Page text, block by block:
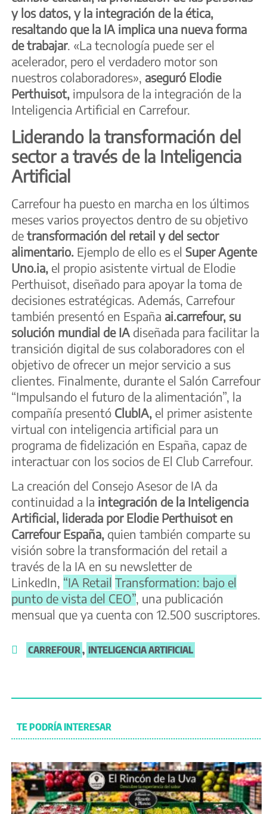
y los datos, y la integración de la ética,
resaltando que la IA implica una nueva forma
de trabajar. «La tecnología puede ser el
acelerador, pero el verdadero motor son
nuestros colaboradores», aseguró Elodie
Perthuisot, impulsora de la integración de la
Inteligencia Artificial en Carrefour.
Liderando la transformación del
sector a través de la Inteligencia
Artificial
Carrefour ha puesto en marcha en los últimos
meses varios proyectos dentro de su objetivo
de transformación del retail y del sector
alimentario. Ejemplo de ello es el Super Agente
Uno.ia, el propio asistente virtual de Elodie
Perthuisot, diseñado para apoyar la toma de
decisiones estratégicas. Además, Carrefour
también presentó en España ai.carrefour, su
solución mundial de IA diseñada para facilitar la
transición digital de sus colaboradores con el
objetivo de ofrecer un mejor servicio a sus
clientes. Finalmente, durante el Salón Carrefour
“Impulsando el futuro de la alimentación”, la
compañía presentó ClubIA, el primer asistente
virtual con inteligencia artificial para un
programa de fidelización en España, capaz de
interactuar con los socios de El Club Carrefour.
La creación del Consejo Asesor de IA da
continuidad a la integración de la Inteligencia
Artificial, liderada por Elodie Perthuisot en
Carrefour España, quien también comparte su
visión sobre la transformación del retail a
través de la IA en su newsletter de
LinkedIn, “IA Retail Transformation: bajo el
punto de vista del CEO” , una publicación
mensual que ya cuenta con 12.500 suscriptores.
CARREFOUR, INTELIGENCIA ARTIFICIAL
TE PODRÍA INTERESAR